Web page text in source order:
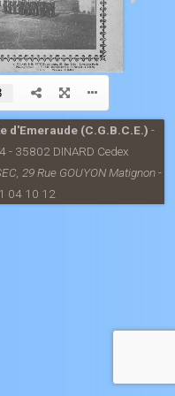
d'Emeraude (C.G.B.C.E.) -
- 35802 DINARD Cedex
29 Rue GOUYON Matignon -
04 10 12